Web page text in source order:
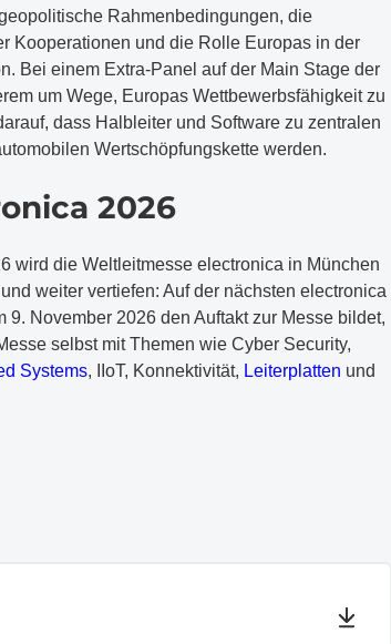
Rahmenbedingungen, die
Kooperationen und die Rolle Europas in der
Bei einem Extra-Panel auf der Main Stage der
um Wege, Europas Wettbewerbsfähigkeit zu
dass Halbleiter und Software zu zentralen
Wertschöpfungskette werden.
2026
wird die Weltleitmesse electronica in München
weiter vertiefen: Auf der nächsten electronica
9. November 2026 den Auftakt zur Messe bildet,
selbst mit Themen wie Cyber Security,
Systems, IIoT, Konnektivität, Leiterplatten und